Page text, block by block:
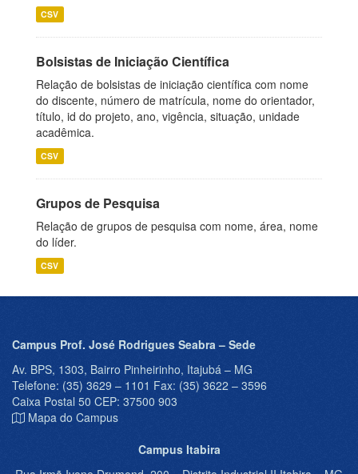
CSV
Bolsistas de Iniciação Científica
Relação de bolsistas de iniciação científica com nome
do discente, número de matrícula, nome do orientador,
título, id do projeto, ano, vigência, situação, unidade
acadêmica.
CSV
Grupos de Pesquisa
Relação de grupos de pesquisa com nome, área, nome
do líder.
CSV
Campus Prof. José Rodrigues Seabra – Sede
Av. BPS, 1303, Bairro Pinheirinho, Itajubá – MG
Telefone: (35) 3629 – 1101 Fax: (35) 3622 – 3596
Caixa Postal 50 CEP: 37500 903
Mapa do Campus
Campus Itabira